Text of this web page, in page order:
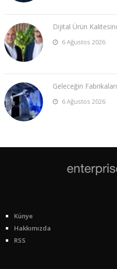
Dijital Ürün
6 Ağustos 2026
Geleceğin
6 Ağustos 2026
Künye
Hakkımızda
RSS